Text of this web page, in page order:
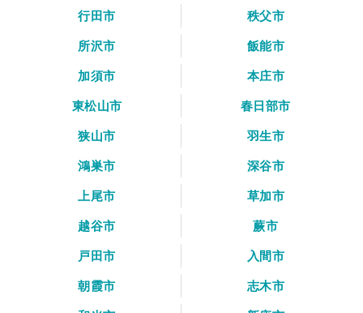
行田市
秩父市
所沢市
飯能市
加須市
本庄市
東松山市
春日部市
狭山市
羽生市
鴻巣市
深谷市
上尾市
草加市
越谷市
蕨市
戸田市
入間市
朝霞市
志木市